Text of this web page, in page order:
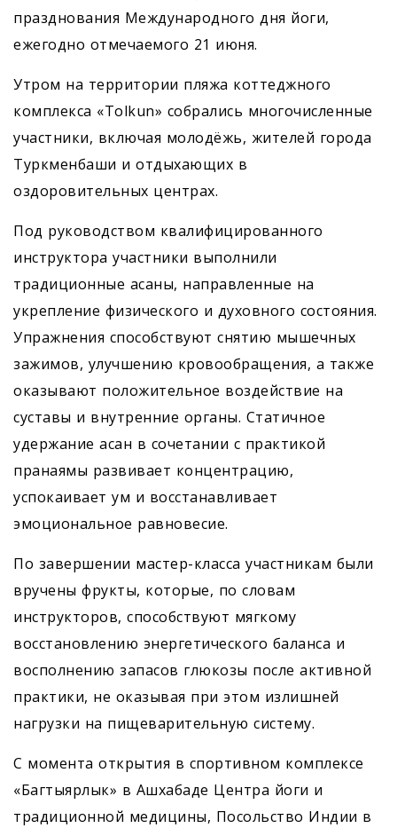
празднования Международного дня йоги,
ежегодно отмечаемого 21 июня.
Утром на территории пляжа коттеджного
комплекса «Tolkun» собрались многочисленные
участники, включая молодёжь, жителей города
Туркменбаши и отдыхающих в
оздоровительных центрах.
Под руководством квалифицированного
инструктора участники выполнили
традиционные асаны, направленные на
укрепление физического и духовного состояния.
Упражнения способствуют снятию мышечных
зажимов, улучшению кровообращения, а также
оказывают положительное воздействие на
суставы и внутренние органы. Статичное
удержание асан в сочетании с практикой
пранаямы развивает концентрацию,
успокаивает ум и восстанавливает
эмоциональное равновесие.
По завершении мастер-класса участникам были
вручены фрукты, которые, по словам
инструкторов, способствуют мягкому
восстановлению энергетического баланса и
восполнению запасов глюкозы после активной
практики, не оказывая при этом излишней
нагрузки на пищеварительную систему.
С момента открытия в спортивном комплексе
«Багтыярлык» в Ашхабаде Центра йоги и
традиционной медицины, Посольство Индии в